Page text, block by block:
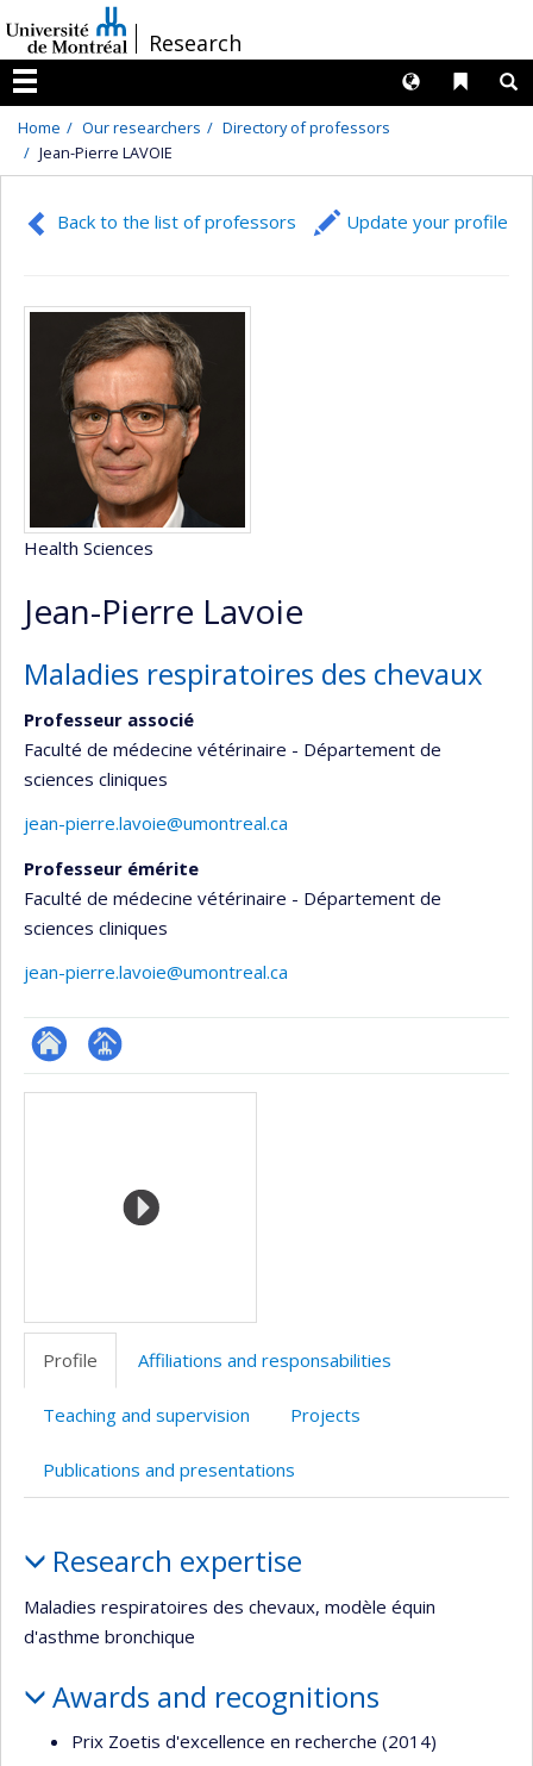
au
contenu
/Research
Menu
Liens
Langues
Home Our researchers
Directory of professors
Jean-Pierre LAVOIE
Back to the list of professors Update your profile
Health Sciences
Jean-Pierre Lavoie
Maladies respiratoires des chevaux
Professeur associé
Faculté de médecine vétérinaire - Département de
sciences cliniques
jean-pierre.lavoie@umontreal.ca
Professeur émérite
Faculté de médecine vétérinaire - Département de
sciences cliniques
jean-pierre.lavoie@umontreal.ca
ResearchGate
Page
Media
Profile Affiliations and responsabilities
Teaching and supervision Projects
Publications and presentations
Research expertise
Maladies respiratoires des chevaux, modèle équin
d'asthme bronchique
Awards and recognitions
Prix Zoetis d'excellence en recherche (2014)